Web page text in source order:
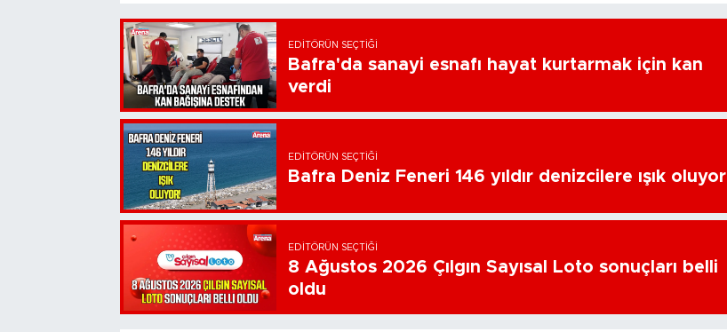
EDITÖRÜN SEÇTIĞI
Bafra'da sanayi esnafı hayat kurtarmak için kan
verdi
EDITÖRÜN SEÇTIĞI
Bafra Deniz Feneri 146 yıldır denizcilere ışık oluyor
EDITÖRÜN SEÇTIĞI
8 Ağustos 2026 Çılgın Sayısal Loto sonuçları belli
oldu